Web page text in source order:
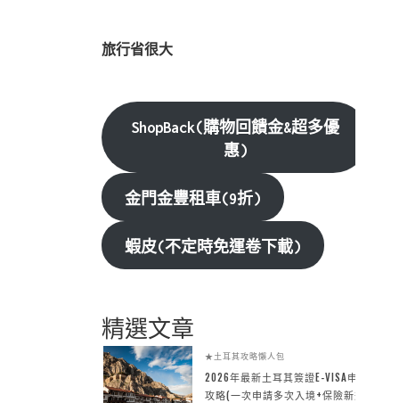
旅行省很大
ShopBack(購物回饋金&超多優
惠)
金門金豐租車(9折)
蝦皮(不定時免運卷下載)
精選文章
★土耳其攻略懶人包
2026年最新土耳其簽證E-VISA申請
攻略(一次申請多次入境+保險新規